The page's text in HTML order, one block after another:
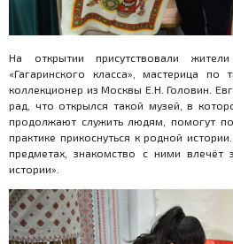
На открытии присутствовали
«Гагаринского класса», мастерица по
коллекционер из Москвы Е.Н. Головин.
рад, что открылся такой музей, в
продолжают служить людям, помогут
практике прикоснуться к родной
предметах, знакомство с ними влечёт
истории».